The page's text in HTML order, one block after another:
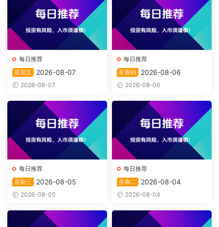
每日推荐
星期五
2026-08-07
2026-08-07
每日推荐
星期四
2026-08-06
2026-08-06
每日推荐
星期三
2026-08-05
2026-08-05
每日推荐
星期二
2026-08-04
2026-08-04